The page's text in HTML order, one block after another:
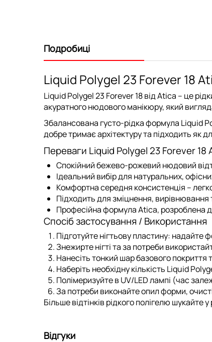
Подробиці
Liquid Polygel 23 Forever 18
Liquid Polygel 23 Forever 18 від Atica – це
акуратного нюдового манікюру, який
Збалансована густо-рідка формула Liquid
добре тримає архітектуру та підходить як
Переваги Liquid Polygel 23 Forever 18
Спокійний бежево-рожевий нюдовий
Ідеальний вибір для натуральних,
Комфортна середня консистенція –
Підходить для зміцнення, вирівнювання
Професійна формула Atica, розроблена
Спосіб застосування / Використання
Підготуйте нігтьову пластину: надайте
Знежирте нігті та за потреби
Нанесіть тонкий шарбазового покриття
Наберіть необхідну кількість Liquid
Полімеризуйте в UV/LED лампі (час
За потреби виконайте опил форми,
Більше відтінків рідкого полігелю шукайте у
Відгуки